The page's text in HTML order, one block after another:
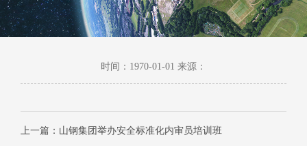
时间：1970-01-01 来源：
上一篇：山钢集团举办安全标准化内审员培训班